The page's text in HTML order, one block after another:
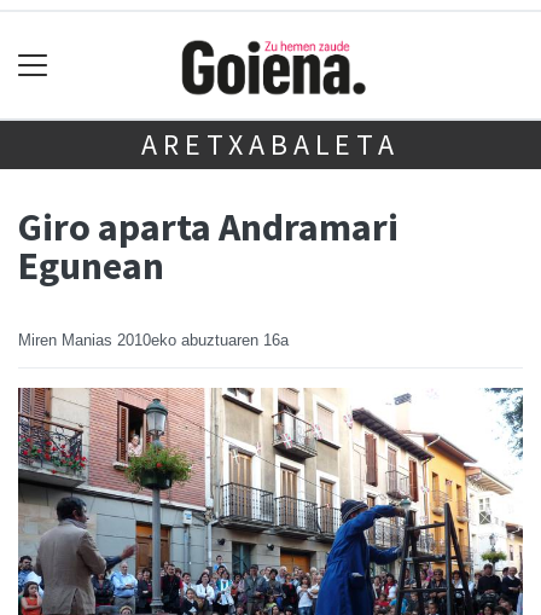
ARETXABALETA
Giro aparta Andramari
Egunean
Miren Manias 2010eko abuztuaren 16a